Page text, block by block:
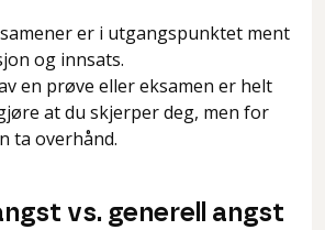
er i utgangspunktet ment
og innsats.
en prøve eller eksamen er helt
at du skjerper deg, men for
ta overhånd.
vs. generell angst